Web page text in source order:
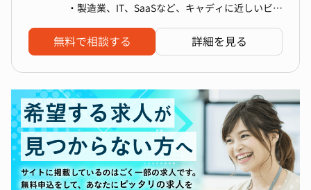
・組織内コミュニケーション活性化施策の企画と
推進
【仕事のやりがい・魅力】
グローバル700人を超える規模でありながらアー
リフェーズのスタートアップの様な環境で、自身
の裁量でスピード感を持って組織課題の解決に取
り組むことができます。
史上最速のペースで拡大する事業の最前線で、マ
ネジメントと密接に連携しながら業務に取り組む
ことで、自身の貢献を感じると同時に、与える事
業インパクトの大きさも感じることができます。
分析と改善提案
・グループ全体の内部統制強化
・連結決算業務
・新規進出国における進出形態の検討など、ビジ
ネスグロースに関わる支援全般
【内部統制の考える課題と取り組みたいこと】
＜誰もなしえていない製造業×ITの領域のグロー
バル展開を支援すること＞
「モノづくり産業のポテンシャルを解放する」と
・製造業、IT、SaaSなど、キャディに近しいビジ
無料で相談する 詳細を見る